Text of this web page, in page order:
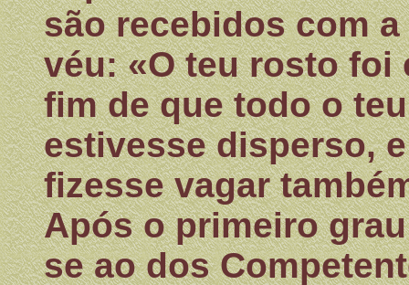
são recebidos com
véu: «O teu rosto foi
fim de que todo o
estivesse disperso,
fizesse vagar
Após o primeiro
se ao dos